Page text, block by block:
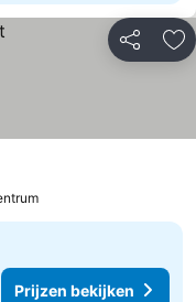
Delen
Prijzen bekijken